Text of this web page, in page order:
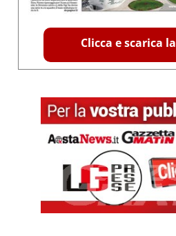
Clicca e scarica